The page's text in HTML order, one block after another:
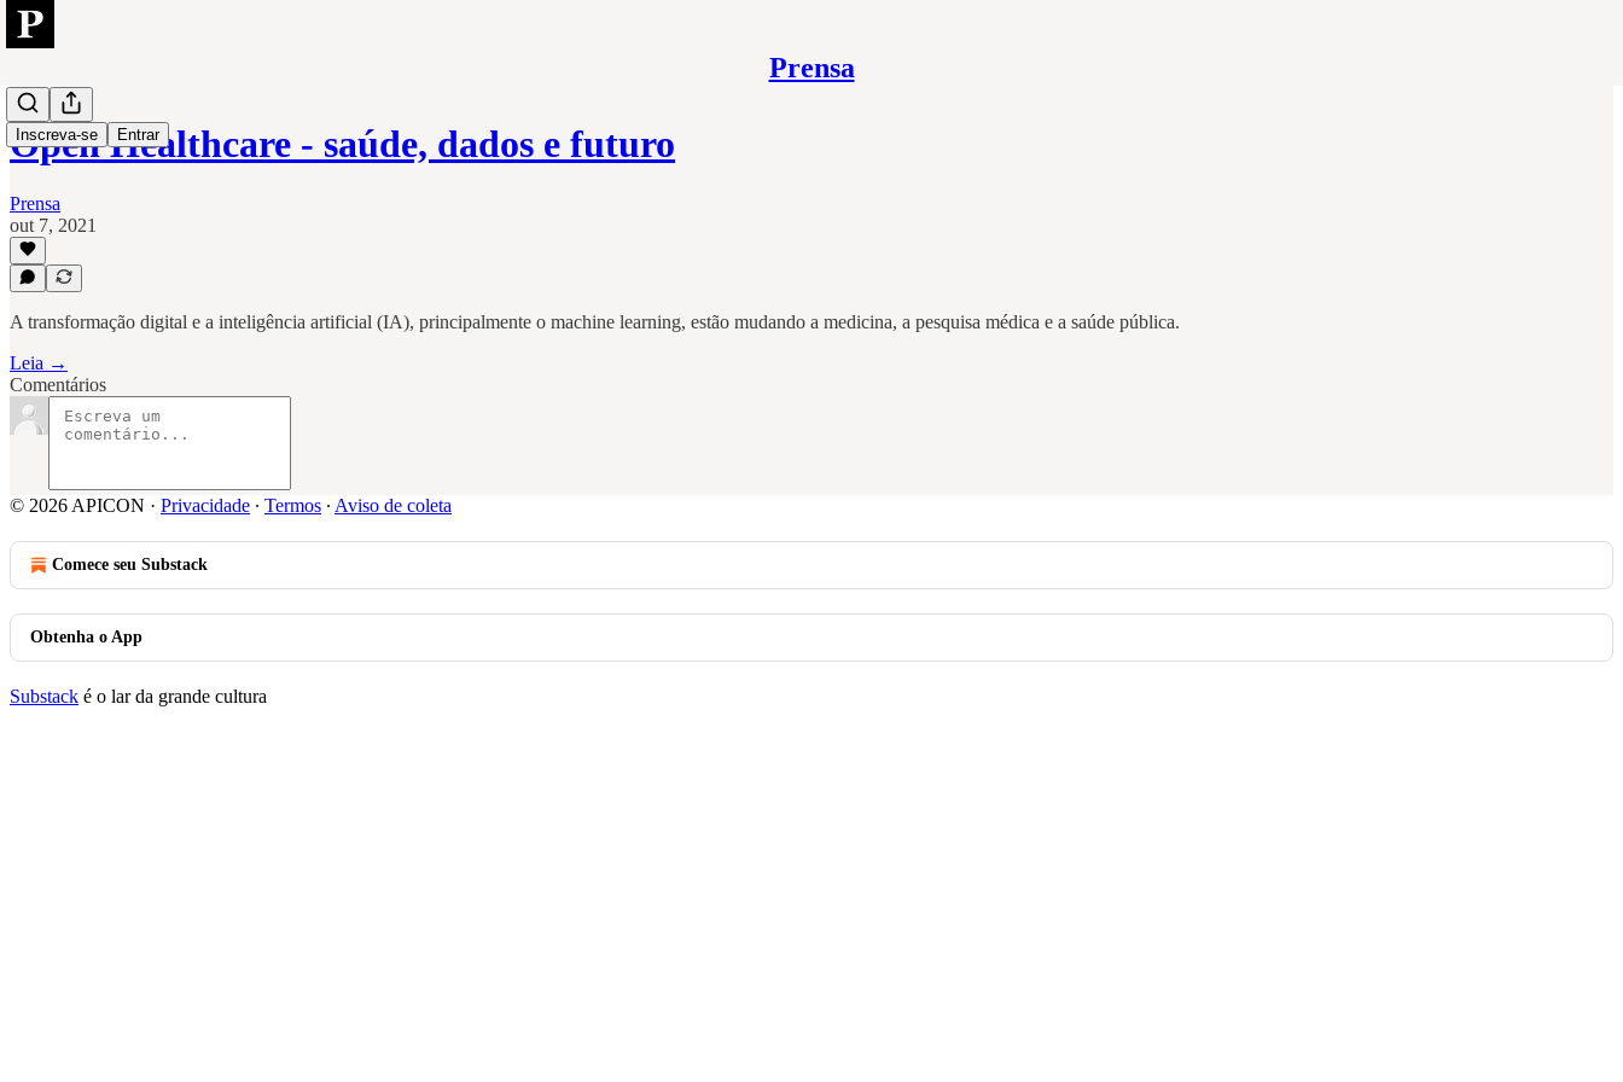
Prensa
Inscreva-se Entrar
Open Healthcare - saúde, dados e futuro
Prensa
out 7, 2021
A transformação digital e a inteligência artificial (IA), principalmente o machine learning, estão mudando a medicina, a pesquisa médica e a saúde pública.
Leia →
Comentários
© 2026 APICON · Privacidade ∙ Termos ∙ Aviso de coleta
Comece seu Substack
Obtenha o App
Substack é o lar da grande cultura